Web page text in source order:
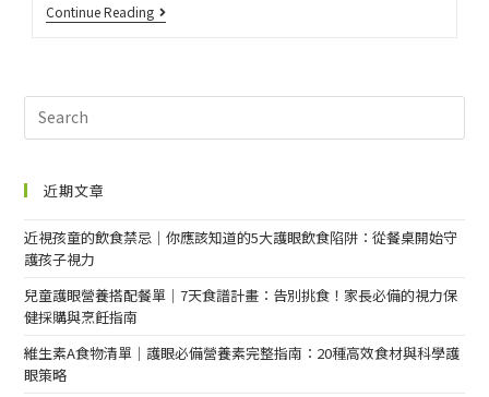
Continue Reading
近期文章
近視孩童的飲食禁忌｜你應該知道的5大護眼飲食陷阱：從餐桌開始守
護孩子視力
兒童護眼營養搭配餐單｜7天食譜計畫：告別挑食！家長必備的視力保
健採購與烹飪指南
維生素A食物清單｜護眼必備營養素完整指南：20種高效食材與科學護
眼策略